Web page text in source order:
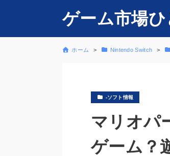
ゲーム市場
ホーム Nintendo Switch
-ソフト情報
マリオパ
ゲーム？